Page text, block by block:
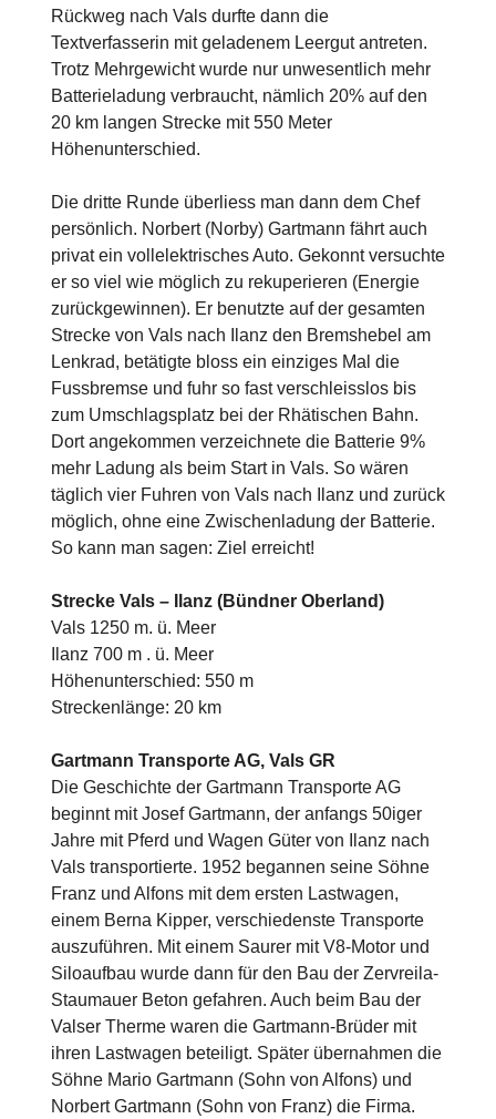
Rückweg nach Vals durfte dann die
Textverfasserin mit geladenem Leergut antreten.
Trotz Mehrgewicht wurde nur unwesentlich mehr
Batterieladung verbraucht, nämlich 20% auf den
20 km langen Strecke mit 550 Meter
Höhenunterschied.
Die dritte Runde überliess man dann dem Chef
persönlich. Norbert (Norby) Gartmann fährt auch
privat ein vollelektrisches Auto. Gekonnt versuchte
er so viel wie möglich zu rekuperieren (Energie
zurückgewinnen). Er benutzte auf der gesamten
Strecke von Vals nach Ilanz den Bremshebel am
Lenkrad, betätigte bloss ein einziges Mal die
Fussbremse und fuhr so fast verschleisslos bis
zum Umschlagsplatz bei der Rhätischen Bahn.
Dort angekommen verzeichnete die Batterie 9%
mehr Ladung als beim Start in Vals. So wären
täglich vier Fuhren von Vals nach Ilanz und zurück
möglich, ohne eine Zwischenladung der Batterie.
So kann man sagen: Ziel erreicht!
Strecke Vals – Ilanz (Bündner Oberland)
Vals 1250 m. ü. Meer
Ilanz 700 m . ü. Meer
Höhenunterschied: 550 m
Streckenlänge: 20 km
Gartmann Transporte AG, Vals GR
Die Geschichte der Gartmann Transporte AG
beginnt mit Josef Gartmann, der anfangs 50iger
Jahre mit Pferd und Wagen Güter von Ilanz nach
Vals transportierte. 1952 begannen seine Söhne
Franz und Alfons mit dem ersten Lastwagen,
einem Berna Kipper, verschiedenste Transporte
auszuführen. Mit einem Saurer mit V8-Motor und
Siloaufbau wurde dann für den Bau der Zervreila-
Staumauer Beton gefahren. Auch beim Bau der
Valser Therme waren die Gartmann-Brüder mit
ihren Lastwagen beteiligt. Später übernahmen die
Söhne Mario Gartmann (Sohn von Alfons) und
Norbert Gartmann (Sohn von Franz) die Firma.